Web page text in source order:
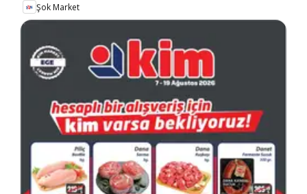
Şok Market